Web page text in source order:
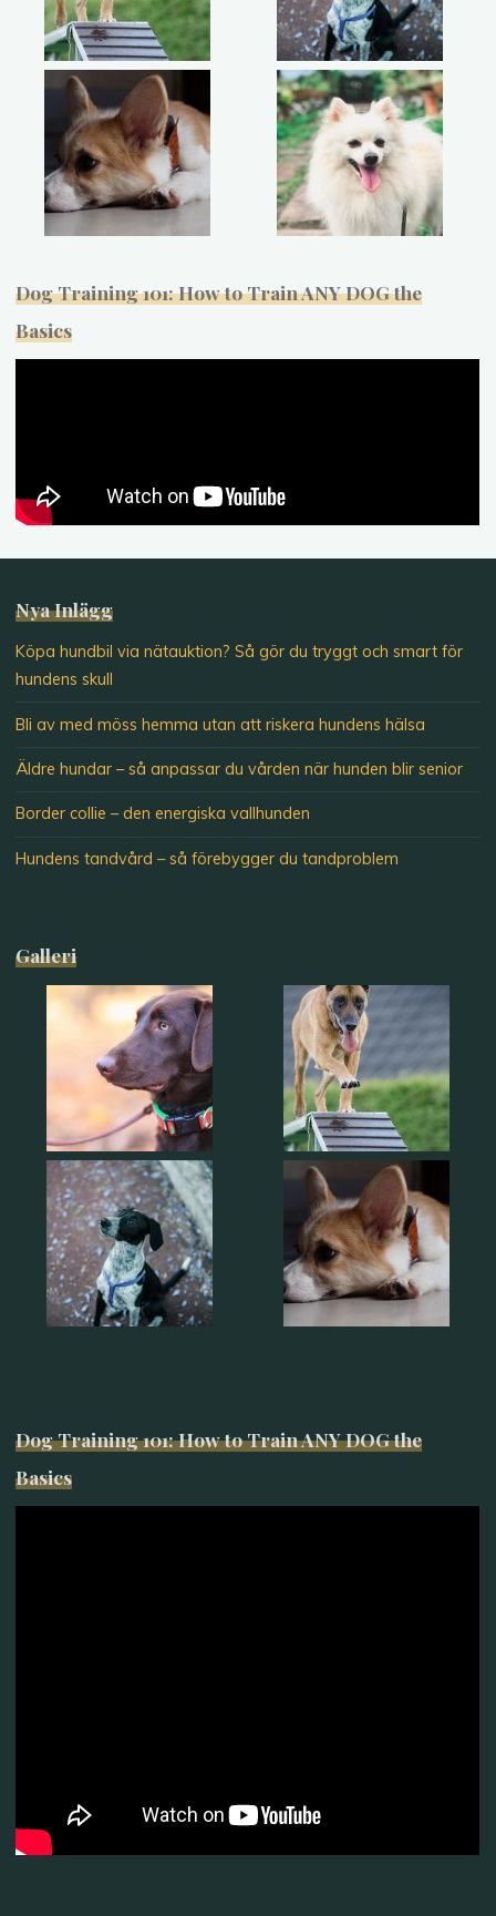
Dog Training 101: How to Train ANY DOG the
Basics
Nya Inlägg
Köpa hundbil via nätauktion? Så gör du tryggt och smart för
hundens skull
Bli av med möss hemma utan att riskera hundens hälsa
Äldre hundar – så anpassar du vården när hunden blir senior
Border collie – den energiska vallhunden
Hundens tandvård – så förebygger du tandproblem
Galleri
Dog Training 101: How to Train ANY DOG the
Basics